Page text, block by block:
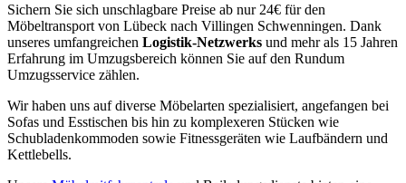
Sichern Sie sich unschlagbare Preise ab nur 24€ für den
Möbeltransport von Lübeck nach Villingen Schwenningen⁠. Dank
unseres umfangreichen Logistik-Netzwerks und mehr als 15 Jahren
Erfahrung im Umzugsbereich können Sie auf den Rundum
Umzugsservice zählen.
Wir haben uns auf diverse Möbelarten spezialisiert, angefangen bei
Sofas und Esstischen bis hin zu komplexeren Stücken wie
Schubladenkommoden sowie Fitnessgeräten wie Laufbändern und
Kettlebells.